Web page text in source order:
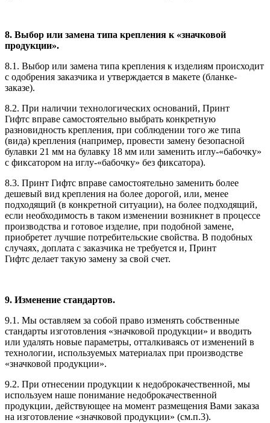
8. Выбор или замена типа крепления к «значковой
продукции».
8.1. Выбор или замена типа крепления к изделиям происходит
с одобрения заказчика и утверждается в макете (бланке-
заказе).
8.2. При наличии технологических оснований, Принт
Гифтс вправе самостоятельно выбрать конкретную
разновидность крепления, при соблюдении того же типа
(вида) крепления (например, провести замену безопасной
булавки 21 мм на булавку 18 мм или заменить иглу-«бабочку»
с фиксатором на иглу-«бабочку» без фиксатора).
8.3. Принт Гифтс вправе самостоятельно заменить более
дешевый вид крепления на более дорогой, или, менее
подходящий (в конкретной ситуации), на более подходящий,
если необходимость в таком изменении возникнет в процессе
производства и готовое изделие, при подобной замене,
приобретет лучшие потребительские свойства. В подобных
случаях, доплата с заказчика не требуется и, Принт
Гифтс делает такую замену за свой счет.
9. Изменение стандартов.
9.1. Мы оставляем за собой право изменять собственные
стандарты изготовления «значковой продукции» и вводить
или удалять новые параметры, отталкиваясь от изменений в
технологии, используемых материалах при производстве
«значковой продукции».
9.2. При отнесении продукции к недоброкачественной, мы
используем наше понимание недоброкачественной
продукции, действующее на момент размещения Вами заказа
на изготовление «значковой продукции» (см.п.3).